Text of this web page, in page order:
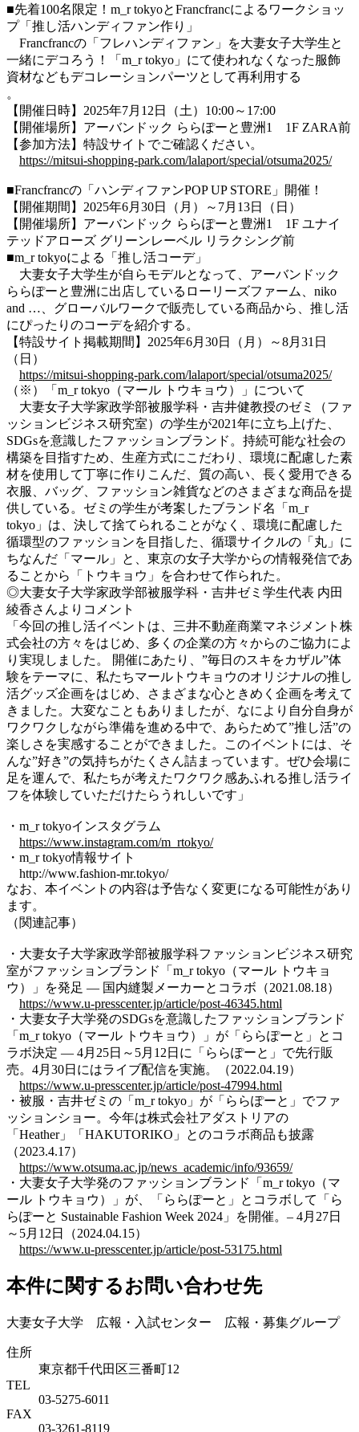
■先着100名限定！m_r tokyoとFrancfrancによるワークショッ
プ「推し活ハンディファン作り」
Francfrancの「フレハンディファン」を大妻女子大学生と
一緒にデコろう！
「m_r tokyo」にて使われなくなった服飾
資材などもデコレーションパーツとして再利用する
。
【開催日時】2025年7月12日（土）10:00～17:00
【開催場所】アーバンドック ららぽーと豊洲1 1F ZARA前
【参加方法】特設サイトでご確認ください。
https://mitsui-shopping-park.com/lalaport/special/otsuma2025/
■Francfrancの「ハンディファンPOP UP STORE」開催！
【開催期間】2025年6月30日（月）～7月13日（日）
【開催場所】アーバンドック ららぽーと豊洲1 1F ユナイ
テッドアローズ グリーンレーベル リラクシング前
■m_r tokyoによる「推し活コーデ」
大妻女子大学生が自らモデルとなって、アーバンドック
ららぽーと豊洲に出店しているローリーズファーム、niko
and …、グローバルワークで販売している商品から、推し活
にぴったりのコーデを紹介する。
【特設サイト掲載期間】2025年6月30日（月）～8月31日
（日）
https://mitsui-shopping-park.com/lalaport/special/otsuma2025/
（※）「m_r tokyo（マール トウキョウ）」について
大妻女子大学家政学部被服学科・吉井健教授のゼミ（ファ
ッションビジネス研究室）の学生が2021年に立ち上げた、
SDGsを意識したファッションブランド。持続可能な社会の
構築を目指すため、生産方式にこだわり、環境に配慮した素
材を使用して丁寧に作りこんだ、質の高い、長く愛用できる
衣服、バッグ、 ファッション雑貨などのさまざまな商品を提
供している。ゼミの学生が考案したブランド名「m_r
tokyo」は、決して捨てられることがなく、環境に配慮した
循環型のファッションを目指した、循環サイクルの「丸」に
ちなんだ「マール」と、東京の女子大学からの情報発信であ
ることから「トウキョウ」を合わせて作られた。
◎大妻女子大学家政学部被服学科・吉井ゼミ学生代表 内田
綾香さんよりコメント
「今回の推し活イベントは、三井不動産商業マネジメント株
式会社の方々をはじめ、多くの企業の方々からのご協力によ
り実現しました。 開催にあたり、”毎日のスキをカザル”体
験をテーマに、私たちマールトウキョウのオリジナルの推し
活グッズ企画をはじめ、さまざまな心ときめく企画を考えて
きました。大変なこともありましたが、なにより自分自身が
ワクワクしながら準備を進める中で、あらためて”推し活”の
楽しさを実感することができました。このイベントには、そ
んな”好き”の気持ちがたくさん詰まっています。ぜひ会場に
足を運んで、私たちが考えたワクワク感あふれる推し活ライ
フを体験していただけたらうれしいです」
・m_r tokyoインスタグラム
https://www.instagram.com/m_rtokyo/
・m_r tokyo情報サイト
http://www.fashion-mr.tokyo/
なお、 本イベントの内容は予告なく変更になる可能性があり
ます。
（関連記事）
・大妻女子大学家政学部被服学科ファッションビジネス研究
室がファッションブランド「m_r tokyo（マール トウキョ
ウ）」を発足 — 国内縫製メーカーとコラボ（2021.08.18）
https://www.u-presscenter.jp/article/post-46345.html
・大妻女子大学発のSDGsを意識したファッションブランド
「m_r tokyo（マール トウキョウ）」が「ららぽーと」とコ
ラボ決定 — 4月25日～5月12日に「ららぽーと」で先行販
売。4月30日にはライブ配信を実施。（2022.04.19）
https://www.u-presscenter.jp/article/post-47994.html
・被服・吉井ゼミの「m_r tokyo」が「ららぽーと」でファ
ッションショー。今年は株式会社アダストリアの
「Heather」「HAKUTORIKO」とのコラボ商品も披露
（2023.4.17）
https://www.otsuma.ac.jp/news_academic/info/93659/
・ 大妻女子大学発のファッションブランド「m_r tokyo（マ
ール トウキョウ）」が、「ららぽーと」とコラボして「ら
らぽーと Sustainable Fashion Week 2024」を開催。– 4月27日
～5月12日（2024.04.15）
https://www.u-presscenter.jp/article/post-53175.html
本件に関するお問い合わせ先
大妻女子大学 広報・入試センター 広報・募集グループ
住所
東京都千代田区三番町12
TEL
03-5275-6011
FAX
03-3261-8119